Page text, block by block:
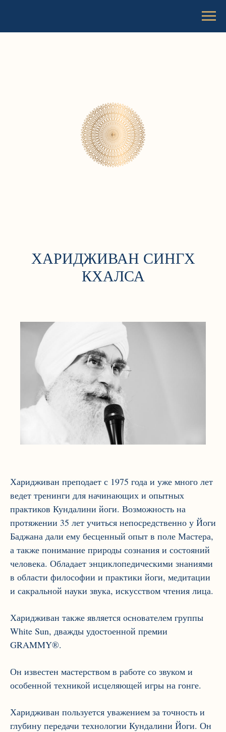
ХАРИДЖИВАН СИНГХ
КХАЛСА
Харидживан преподает с 1975 года и уже много лет
ведет тренинги для начинающих и опытных
практиков Кундалини йоги. Возможность на
протяжении 35 лет учиться непосредственно у Йоги
Баджана дали ему бесценный опыт в поле Мастера,
а также понимание природы сознания и состояний
человека. Обладает энциклопедическими знаниями
в области философии и практики йоги, медитации
и сакральной науки звука, искусством чтения лица.
Харидживан также является основателем группы
White Sun, дважды удостоенной премии
GRAMMY®.
Он известен мастерством в работе со звуком и
особенной техникой исцеляющей игры на гонге.
Харидживан пользуется уважением за точность и
глубину передачи технологии Кундалини Йоги. Он